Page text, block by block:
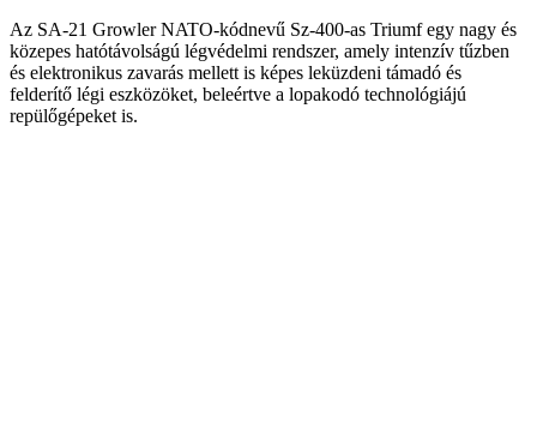
Az SA-21 Growler NATO-kódnevű Sz-400-as Triumf egy nagy és
közepes hatótávolságú légvédelmi rendszer, amely intenzív tűzben
és elektronikus zavarás mellett is képes leküzdeni támadó és
felderítő légi eszközöket, beleértve a lopakodó technológiájú
repülőgépeket is.